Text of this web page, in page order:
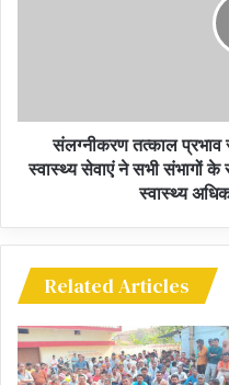
संलग्नीकरण तत्काल
स्वास्थ्य सेवाएं ने सभी संभागों
स्वास्थ्य
Related Articles